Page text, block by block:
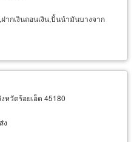
ากเงินถอนเงิน,ปั้นนำมันบางจาก
หวัดร้อยเอ็ด 45180
ง